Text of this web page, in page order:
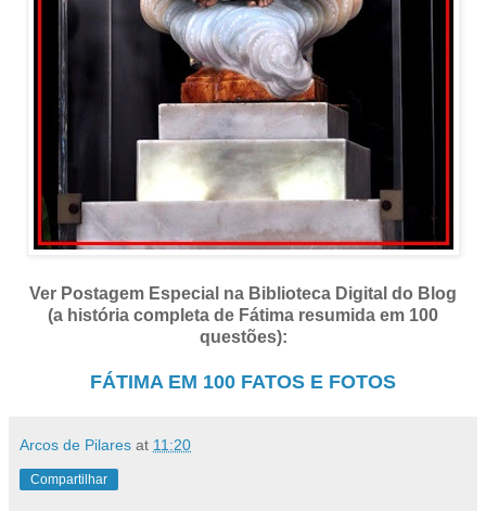
Ver Postagem Especial na Biblioteca Digital do Blog
(a história completa de Fátima resumida em 100
questões):
FÁTIMA EM 100 FATOS E FOTOS
Arcos de Pilares at 11:20
Compartilhar